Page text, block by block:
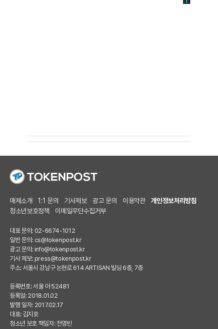
매체소개 1:1 문의 기사제보 광고 문의 이용약관
개인정보처리방침
청소년보호정책
이메일무단수집거부
대표 문의: 02-6674-1012
일반 문의: cs@tokenpost.kr
광고 문의: info@tokenpost.kr
기사 제보: press@tokenpost.kr
주소: 서울시 강남구 논현로 614 ARTISAN 빌딩 6층, 7층
등록번호: 서울 아 52481
등록일: 2018.01.02
발행 일자: 2017.02.17
대표: 김지호
청소년 보호 책임자: 전영빈